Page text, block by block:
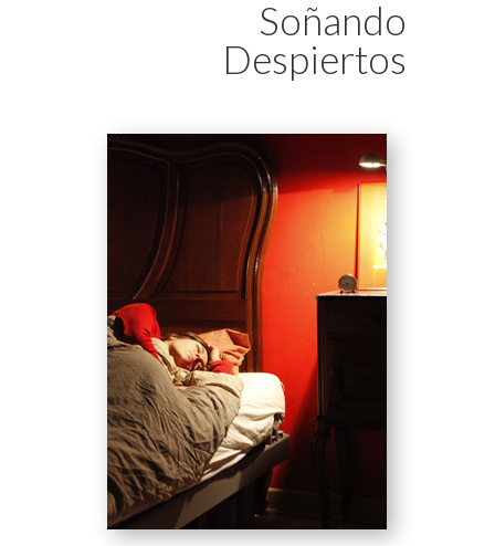
Soñando
Despiertos